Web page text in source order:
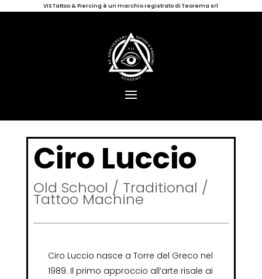
VIS Tattoo & Piercing è un marchio registrato di Teorema srl
Ciro Luccio
Old School / Traditional /
Tattoo Machine
Ciro Luccio nasce a Torre del Greco nel
1989. Il primo approccio all’arte risale ai